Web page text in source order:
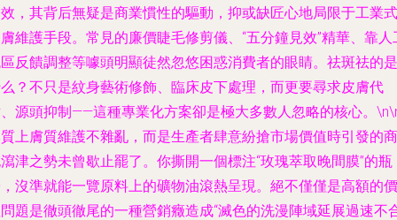
，其背后無疑是商業慣性的驅動，抑或缺匠心地局限于工業式
維護手段。常見的廉價睫毛修剪儀、“五分鐘見效”精華、靠人
反饋調整等噱頭明顯徒然忽悠困惑消費者的眼睛。祛斑祛的是
？不只是紋身藝術修飾、臨床皮下處理，而更要尋求皮膚代
源頭抑制——這種專業化方案卻是極大多數人忽略的核心。
上膚質維護不雜亂，而是生產者肆意紛搶市場價值時引發的商
津之勢未曾歇止罷了。你撕開一個標注“玫瑰萃取晚間膜”的瓶
沒準就能一覽原料上的礦物油滾熱呈現。絕不僅僅是高額的價
題是徹頭徹尾的一種營銷癥造成“滅色的洗漫陣域延展過速不